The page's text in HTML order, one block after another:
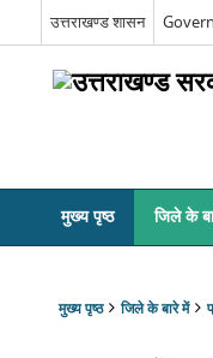
उत्तराखण्ड शासन
मुख्य पृष्ठ जिले के
मुख्य पृष्ठ जिले के बारे में